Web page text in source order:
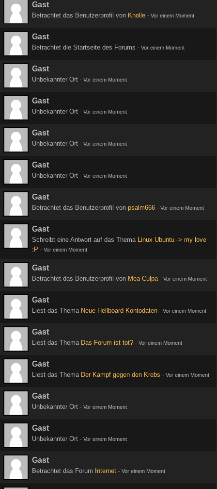
Gast
Betrachtet das Benutzerprofil von Knolle - Vor einem Moment
Gast
Betrachtet die Startseite des Forums - Vor einem Moment
Gast
Unbekannter Ort - Vor einem Moment
Gast
Unbekannter Ort - Vor einem Moment
Gast
Unbekannter Ort - Vor einem Moment
Gast
Unbekannter Ort - Vor einem Moment
Gast
Betrachtet das Benutzerprofil von psalm666 - Vor einem Moment
Gast
Schreibt eine Antwort auf das Thema Linux Ubuntu -> my love
:P - Vor einem Moment
Gast
Betrachtet das Benutzerprofil von Mea Culpa - Vor einem Moment
Gast
Liest das Thema Neue Hellboard-Kontodaten - Vor einem Moment
Gast
Liest das Thema Das Forum ist tot? - Vor einem Moment
Gast
Liest das Thema Der Kampf gegen den Krebs - Vor einem Moment
Gast
Unbekannter Ort - Vor einem Moment
Gast
Unbekannter Ort - Vor einem Moment
Gast
Betrachtet das Forum Internet - Vor einem Moment